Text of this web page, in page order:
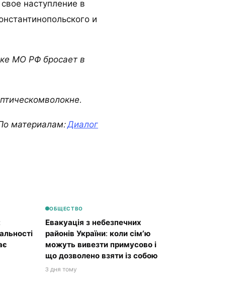
наступление в
и
МО РФ бросает в
материалам:Диалог
ОБЩЕСТВО
Евакуація з небезпечних
районів України: коли сім’ю
можуть вивезти примусово і
що дозволено взяти із собою
3 дня тому